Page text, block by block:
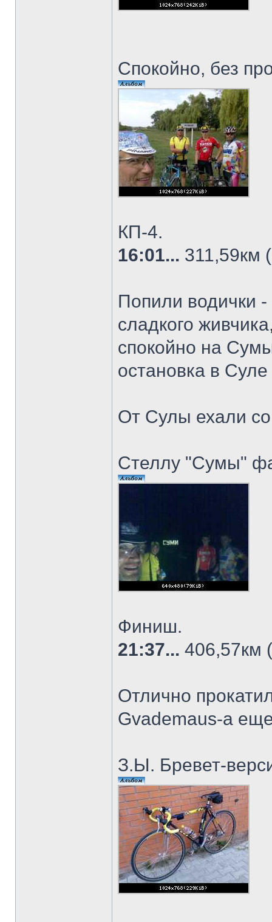
Спокойно, без
КП-4.
16:01... 311,59км
Попили водички -
сладкого
спокойно на
остановка в
От Сулы ехали
Стеллу "Сумы"
Финиш.
21:37... 406,57км
Отлично
Gvademaus-а
З.Ы. Бревет-